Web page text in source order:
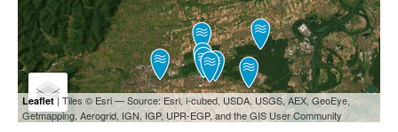
Leaflet| Tiles © Esri — Source: Esri, i-cubed, USDA, USGS, AEX, GeoEye,
Getmapping, Aerogrid, IGN, IGP, UPR-EGP, and the GIS User Community